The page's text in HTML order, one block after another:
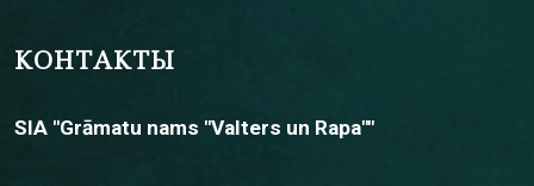
КОНТАКТЫ
SIA "Grāmatu nams "Valters un Rapa""